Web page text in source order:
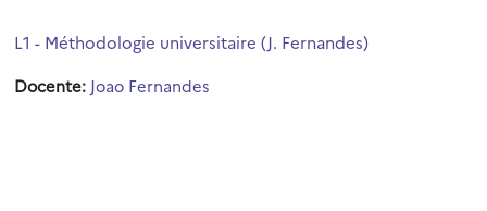
L1 - Méthodologie universitaire (J. Fernandes)
Docente: Joao Fernandes